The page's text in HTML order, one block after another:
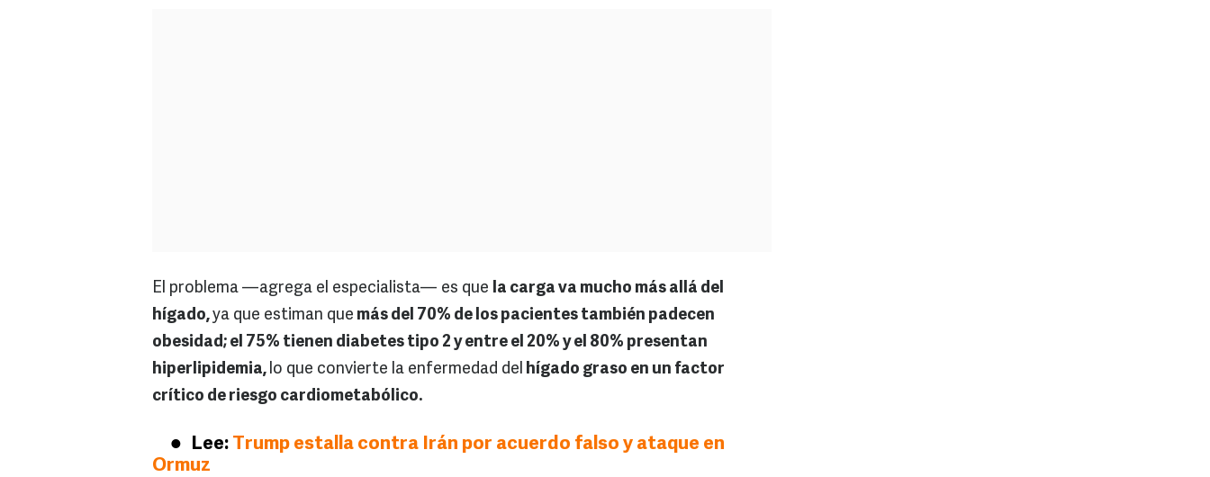
El problema —agrega el especialista— es que la carga va mucho más allá del
hígado,ya que estiman que más del 70% de los pacientes también padecen
obesidad; el 75% tienen diabetes tipo 2 y entre el 20% y el 80% presentan
hiperlipidemia, lo que convierte la enfermedad del hígado graso en un factor
crítico de riesgo cardiometabólico.
Lee: Trump estalla contra Irán por acuerdo falso y ataque en
Ormuz